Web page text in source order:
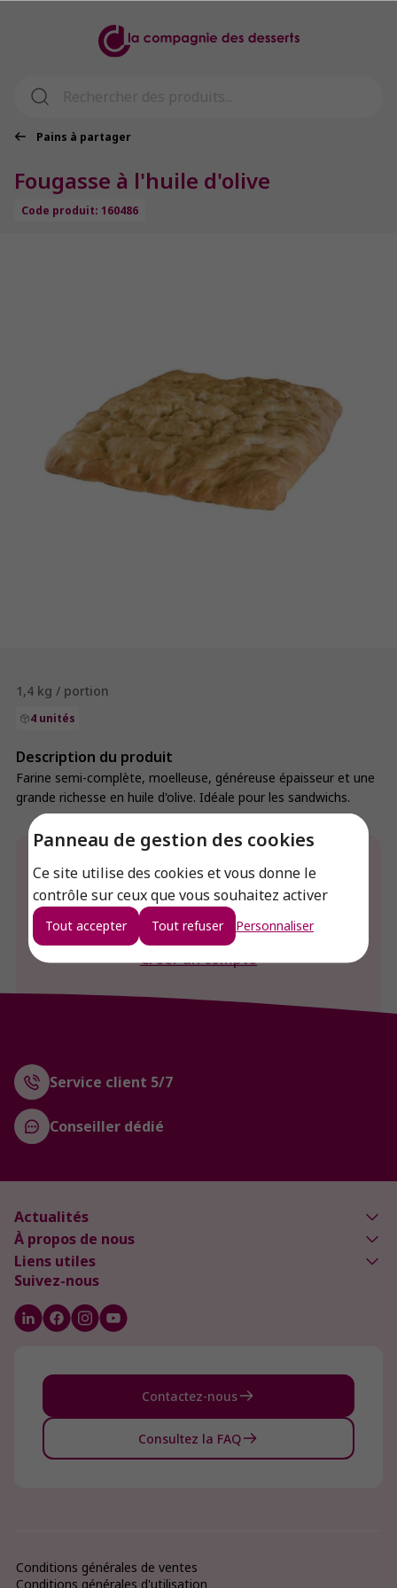
Panneau de gestion des cookies
Ce site utilise des cookies et vous donne le
contrôle sur ceux que vous souhaitez activer
Tout accepter Tout refuser Personnaliser
Pains à partager
Fougasse à l'huile d'olive
Code produit: 160486
1,4 kg / portion
4 unités
Description du produit
Farine semi-complète, moelleuse, généreuse épaisseur et une
grande richesse en huile d'olive. Idéale pour les sandwichs.
Envie de connaitre le prix de ce produit ?
Connexion
Créer un compte
Service client 5/7
Conseiller dédié
Actualités
À propos de nous
Liens utiles
Suivez-nous
Contactez-nous
Consultez la FAQ
Conditions générales de ventes
Conditions générales d'utilisation